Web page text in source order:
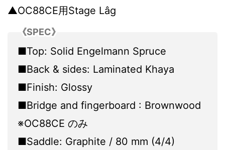
▲OC88CE用Stage Lâg
《SPEC》
■Top: Solid Engelmann Spruce
■Back & sides: Laminated Khaya
■Finish: Glossy
■Bridge and fingerboard : Brownwood
※OC88CE のみ
■Saddle: Graphite / 80 mm (4/4)